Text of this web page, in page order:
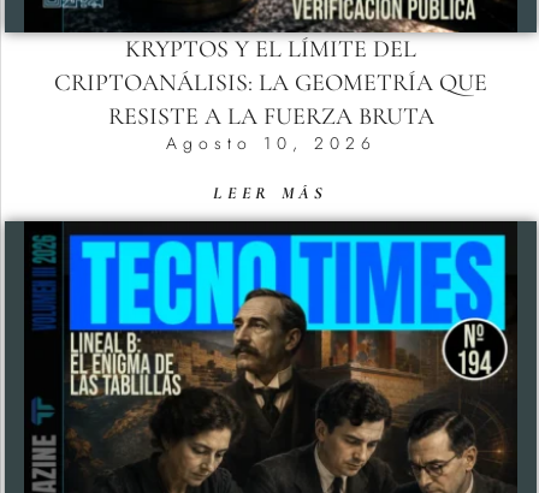
KRYPTOS Y EL LÍMITE DEL
CRIPTOANÁLISIS: LA GEOMETRÍA QUE
RESISTE A LA FUERZA BRUTA
Agosto 10, 2026
LEER MÁS